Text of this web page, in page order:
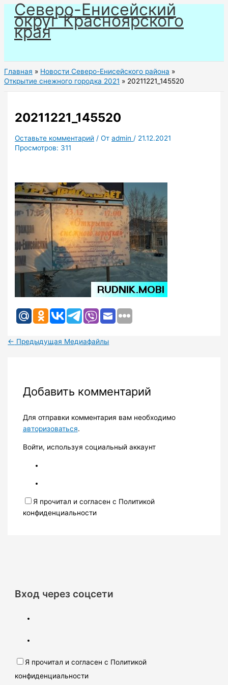
Перейти
содержимому
Северо-Енисейский
округ Красноярского
края
Главная
Новости Северо-Енисейского района
Открытие снежного городка 2021
20211221_145520
20211221_145520
Оставьте комментарий / Отadmin / 21.12.2021
Просмотров: 311
← Предыдущая Медиафайлы
Добавить комментарий
Для отправки комментария вам необходимо
авторизоваться.
Войти, используя социальный аккаунт
Я прочитал и согласен с Политикой
конфиденциальности
Вход через соцсети
Я прочитал и согласен с Политикой
конфиденциальности